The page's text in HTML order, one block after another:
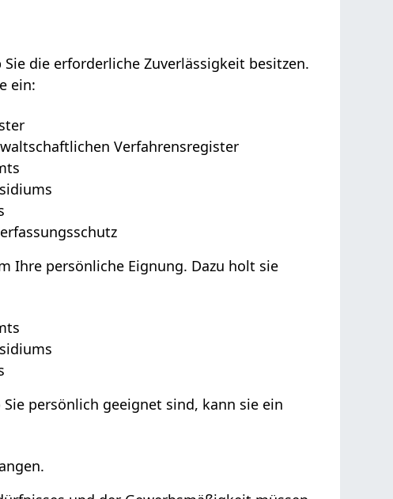
die erforderliche Zuverlässigkeit besitzen.
ein:
Verfahrensregister
Ihre persönliche Eignung. Dazu holt sie
persönlich geeignet sind, kann sie ein